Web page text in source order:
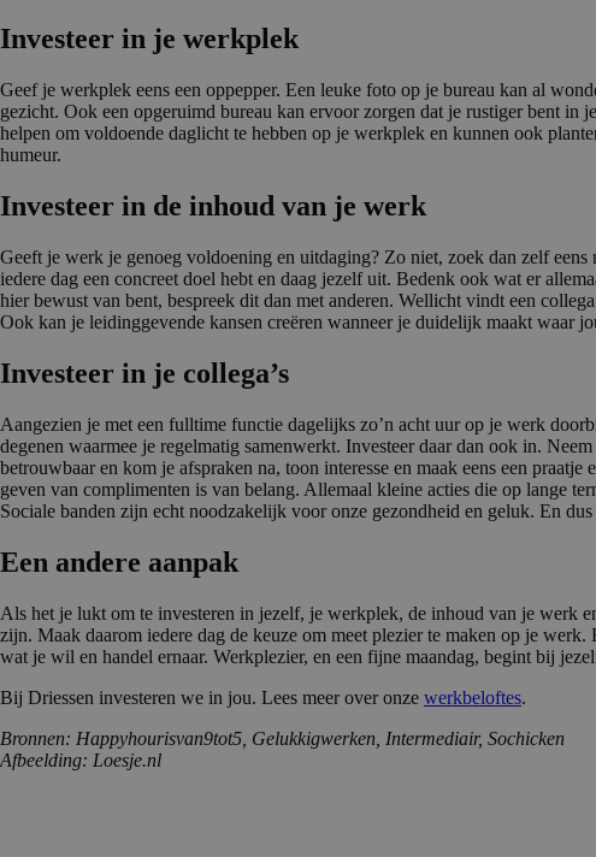
Investeer in je werkplek
Geef je werkplek eens een oppepper. Een leuke foto op je bureau kan al
gezicht. Ook een opgeruimd bureau kan ervoor zorgen dat je rustiger bent in
helpen om voldoende daglicht te hebben op je werkplek en kunnen ook
humeur.
Investeer in de inhoud van je werk
Geeft je werk je genoeg voldoening en uitdaging? Zo niet, zoek dan zelf
iedere dag een concreet doel hebt en daag jezelf uit. Bedenk ook wat er
hier bewust van bent, bespreek dit dan met anderen. Wellicht vindt een
Ook kan je leidinggevende kansen creëren wanneer je duidelijk maakt waar
Investeer in je collega’s
Aangezien je met een fulltime functie dagelijks zo’n acht uur op je werk
degenen waarmee je regelmatig samenwerkt. Investeer daar dan ook in.
betrouwbaar en kom je afspraken na, toon interesse en maak eens een
geven van complimenten is van belang. Allemaal kleine acties die op lange
Sociale banden zijn echt noodzakelijk voor onze gezondheid en geluk. En
Een andere aanpak
Als het je lukt om te investeren in jezelf, je werkplek, de inhoud van je werk
zijn. Maak daarom iedere dag de keuze om meet plezier te maken op je
wat je wil en handel ernaar. Werkplezier, en een fijne maandag, begint bij
Bij Driessen investeren we in jou. Lees meer over onze werkbeloftes.
Bronnen: Happyhourisvan9tot5, Gelukkigwerken, Intermediair, Sochicken
Afbeelding: Loesje.nl